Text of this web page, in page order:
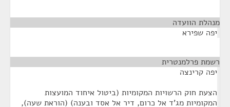
מנהלת הוועדה
יפה שפירא
רשמת פרלמנטרית
יפה קרינצה
הצעת חוק הרשויות המקומיות (ביטול איחוד המועצות
המקומיות מג'ד אל כרום, דיר אל אסד ובענה) (הוראת שעה),